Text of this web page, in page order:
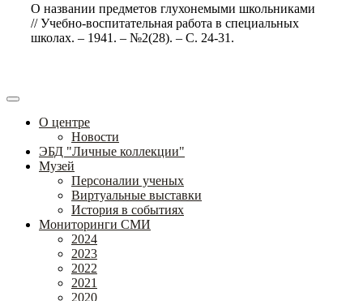
О названии предметов глухонемыми школьниками
// Учебно-воспитательная работа в специальных
школах. – 1941. – №2(28). – С. 24-31.
О центре
Новости
ЭБД "Личные коллекции"
Музей
Персоналии ученых
Виртуальные выставки
История в событиях
Мониторинги СМИ
2024
2023
2022
2021
2020